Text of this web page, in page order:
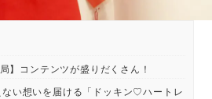
】コンテンツが盛りだくさん！
い想いを届ける「ドッキン♡ハートレ